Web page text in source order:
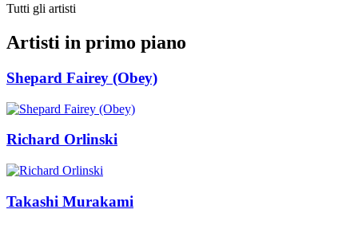
Tutti gli artisti
Artisti in primo piano
Shepard Fairey (Obey)
Richard Orlinski
Takashi Murakami